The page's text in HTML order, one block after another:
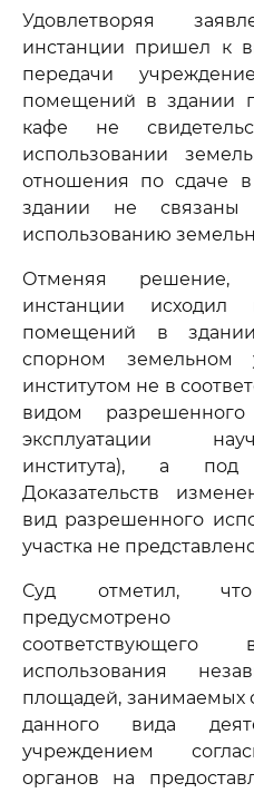
Удовлетворяя
инстанции пришел к
передачи
помещений в здании
кафе не
использовании
отношения по сдаче
здании не
использованию
Отменяя решение,
инстанции
помещений в
спорном земельном
институтом не в
видом
эксплуатации
института), а
Доказательств
вид разрешенного
участка не
Суд отметил, что
соответствующего
использования
площадей, занимаемых
данного вида
учреждением
органов на